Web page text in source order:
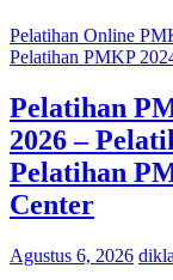
Pelatihan Online
Pelatihan PMKP
Pelatihan
2026 –
Pelatihan
Center
Agustus 6, 2026